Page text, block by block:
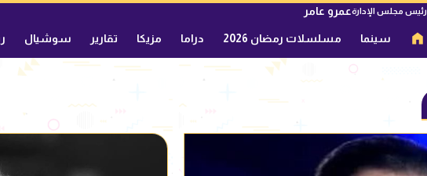
رئيس مجلس الإدارةعمرو عامر
سينما مسلسلات رمضان 2026 دراما مزيكا تقارير سوشيال